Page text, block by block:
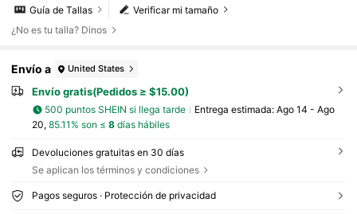
Verificar mi tamaño
Guía de Tallas
¿No es tu talla? Dinos
Envío a United States
Envío gratis(Pedidos ≥ $15.00)
500 puntos SHEIN si llega tarde Entrega estimada: Ago 14 - Ago
20, 85.11% son ≤ 8días hábiles
Devoluciones gratuitas en 30 días
Se aplican los términos y condiciones
Pagos seguros · Protección de privacidad